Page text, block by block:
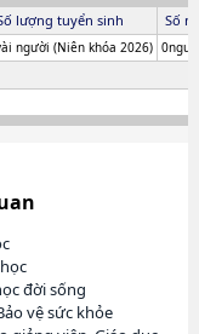
lượng tuyển sinh Số
người (Niên khóa 2026)
đời sống
vệ sức khỏe